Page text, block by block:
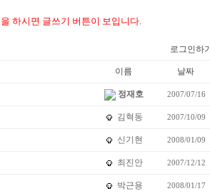
하시면 글쓰기 버튼이 보입니다.
로그인하기
이름 날짜
정재호 2007/07/16
김혁동 2007/10/09
신기현 2008/01/09
최진안 2007/12/12
박근용 2008/01/17